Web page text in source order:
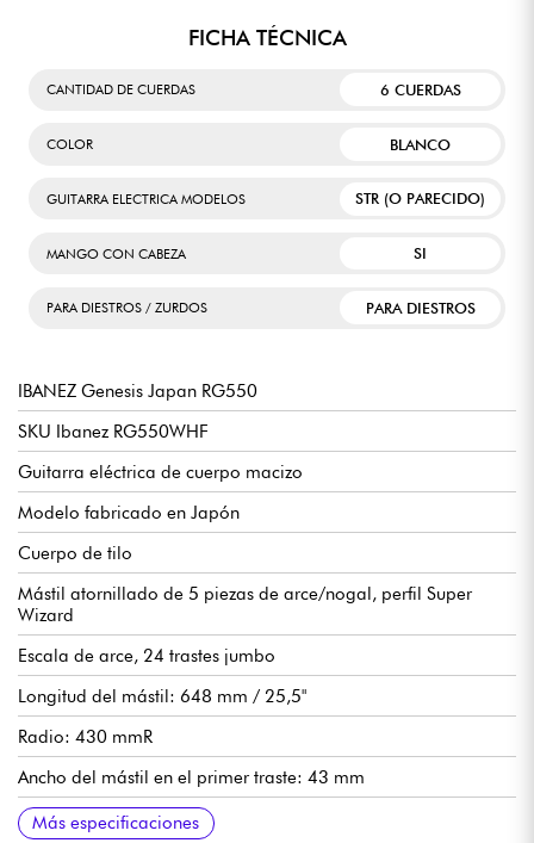
FICHA TÉCNICA
CANTIDAD DE CUERDAS 6 CUERDAS
COLOR BLANCO
GUITARRA ELECTRICA MODELOS STR (O PARECIDO)
MANGO CON CABEZA SI
PARA DIESTROS / ZURDOS PARA DIESTROS
IBANEZ Genesis Japan RG550
SKU Ibanez RG550WHF
Guitarra eléctrica de cuerpo macizo
Modelo fabricado en Japón
Cuerpo de tilo
Mástil atornillado de 5 piezas de arce/nogal, perfil Super
Wizard
Escala de arce, 24 trastes jumbo
Longitud del mástil: 648 mm / 25,5"
Radio: 430 mmR
Ancho del mástil en el primer traste: 43 mm
Ancho del mástil en el último traste: 58 mm
Grosor del mástil en el primer traste: 17 mm
Grosor del mástil en el duodécimo traste: 19 mm
Configuración de pastillas HSH Ibanez V7/S1/V8 (imanes de
cerámica/alnico/alnico)
Volumen general
Tono general
Selector de pastillas de 5 posiciones
Vibrato de doble bloqueo Ibanez Edge
Clavijas de afinación Ibanez selladas
Clavijas de afinación Ibanez selladas
Más especificaciones